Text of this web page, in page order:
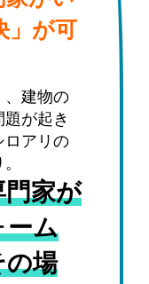
」が可
、建物の
が起き
ロアリの
家が
ーム
の場